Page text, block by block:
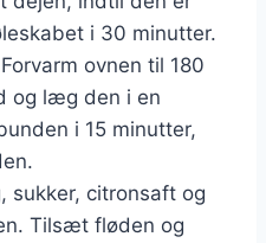
i 30 minutter.
ovnen til 180
og læg den i en
i 15 minutter,
sukker, citronsaft og
Tilsæt fløden og